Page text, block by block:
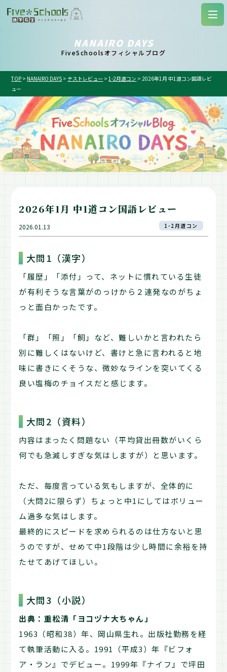
NANAIRO DAYS
FiveSchoolsオフィシャルブログ
TOP > NANAIRO DAYS > テストレビュー >1-2月道コン >2026年1月 中1道コン国語レビ
ュー
2026年1月 中1道コン国語レビュー
2026.01.13 1-2月道コン
大問1（漢字）
「履歴」「添付」って、ネットに慣れている生徒
が有利そうな言葉がのっけから２連発なのがちょ
っと面白かったです。
「群」「照」「飼」など、難しいかと言われたら
別に難しくはないけど、書けと急に言われると地
味に書きにくそうな、微妙なラインを突いてくる
良い塩梅のチョイスだと感じます。
大問2（資料）
内容はまったく問題ない（平均貸出冊数がいくら
何でも急減しすぎな気はしますが）と思います。
ただ、毎度言っている気もしますが、全体的に
（大問2に限らず）ちょっと中1にしてはボリュー
ム過多な気はします。
最終的にスピードを求められるのは仕方ないと思
うのですが、せめて中1段階は少し時間に余裕を持
たせてあげてほしい。
大問3（小説）
出典：重松清「ヨコヅナ大ちゃん」
1963（昭和38）年、岡山県生れ。出版社勤務を経
て執筆活動に入る。1991（平成3）年『ビフォ
ア・ラン』でデビュー。1999年『ナイフ』で坪田